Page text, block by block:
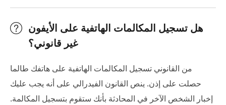
هل تسجيل المكالمات الهاتفية على الأيفون
غير قانوني؟
من القانوني تسجيل المكالمات الهاتفية على هاتفك طالما
حصلت على إذن. ينص القانون الفيدرالي على أنه يجب عليك
إخبار الشخص الآخر في المحادثة بأنك ستقوم بتسجيل المكالمة.